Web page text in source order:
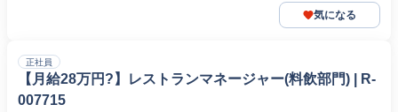
気になる
正社員
【月給28万円?】レストランマネージャー(料飲部門) | R-
007715